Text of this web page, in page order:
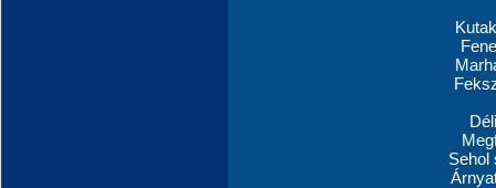
Sehol